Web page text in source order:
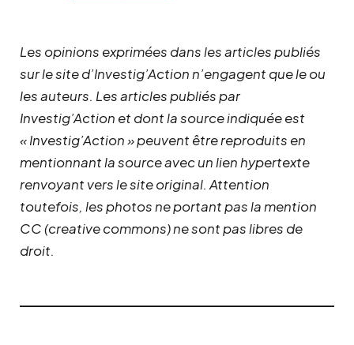
Les opinions exprimées dans les articles publiés
sur le site d’Investig’Action n’engagent que le ou
les auteurs. Les articles publiés par
Investig’Action et dont la source indiquée est
« Investig’Action » peuvent être reproduits en
mentionnant la source avec un lien hypertexte
renvoyant vers le site original. Attention
toutefois, les photos ne portant pas la mention
CC (creative commons) ne sont pas libres de
droit.